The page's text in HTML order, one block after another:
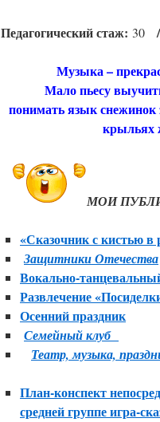
Педагогический стаж: 30
Музыка –
Мало пьесу
понимать язык
крыльях
МОИ
«Сказочник с кистью в
Защитники Отечества
Вокально-
Развлечение
Осенний праздник
Семейный клуб
Театр, музыка,
План-конспект
средней группе игра-